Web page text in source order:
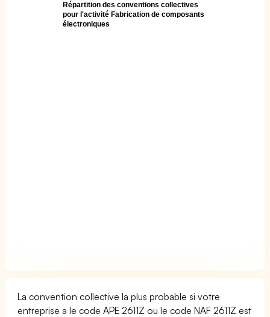
Répartition des conventions collectives
pour l'activité Fabrication de composants
électroniques
La convention collective la plus probable si votre
entreprise a le code APE 2611Z ou le code NAF 2611Z est